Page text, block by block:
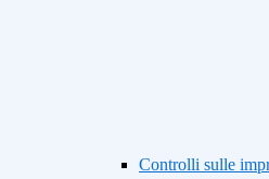
Controlli sulle